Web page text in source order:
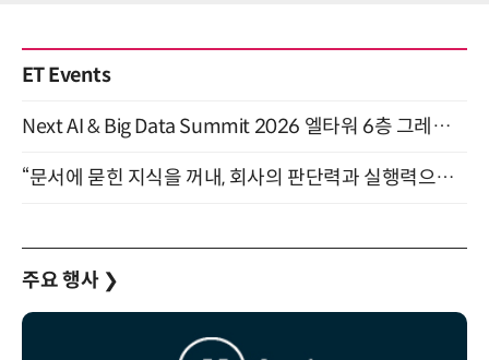
ET Events
Next AI & Big Data Summit 2026 엘타워 6층 그레이스홀 개최 (9/18)
“문서에 묻힌 지식을 꺼내, 회사의 판단력과 실행력으로 바꾸다” (8/20)
주요 행사 ❯